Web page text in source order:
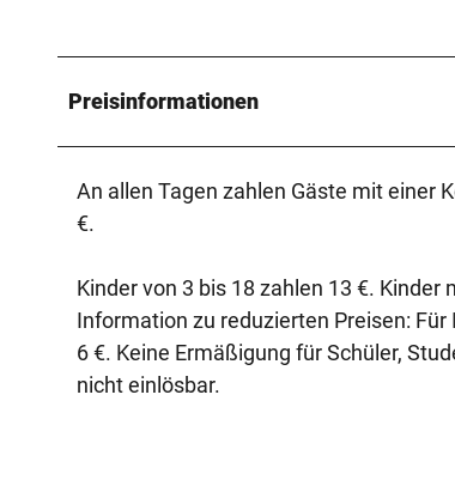
Preisinformationen
An allen Tagen zahlen Gäste mit einer
€.
Kinder von 3 bis 18 zahlen 13 €.
Information zu reduzierten Preisen:
6 €. Keine Ermäßigung für Schüler,
nicht einlösbar.